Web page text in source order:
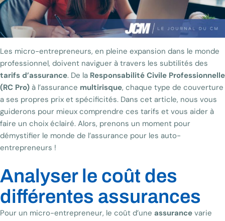
Les micro-entrepreneurs, en pleine expansion dans le monde
professionnel, doivent naviguer à travers les subtilités des
tarifs d’assurance. De la Responsabilité Civile Professionnelle
(RC Pro) à l’assurance multirisque, chaque type de couverture
a ses propres prix et spécificités. Dans cet article, nous vous
guiderons pour mieux comprendre ces tarifs et vous aider à
faire un choix éclairé. Alors, prenons un moment pour
démystifier le monde de l’assurance pour les auto-
entrepreneurs !
Analyser le coût des
différentes assurances
Pour un micro-entrepreneur, le coût d’une assurance varie